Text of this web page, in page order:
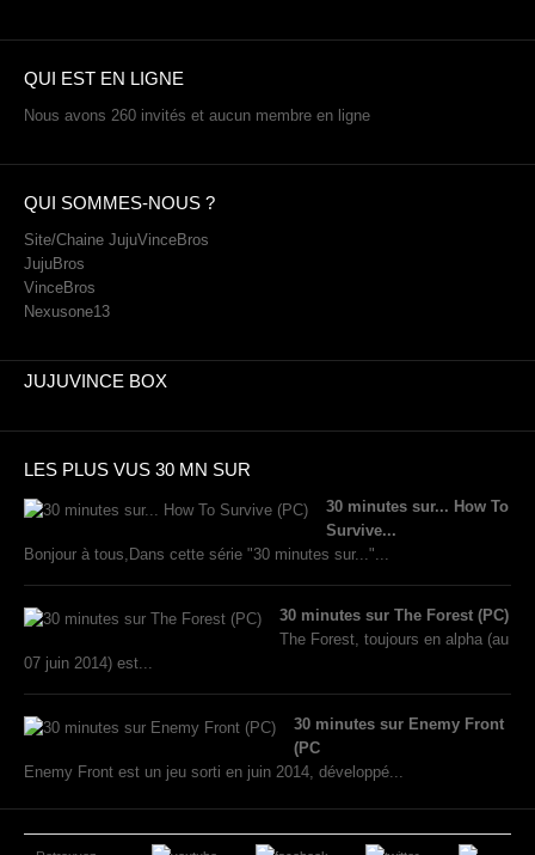
QUI EST EN LIGNE
Nous avons 260 invités et aucun membre en ligne
QUI SOMMES-NOUS ?
Site/Chaine JujuVinceBros
JujuBros
VinceBros
Nexusone13
JUJUVINCE BOX
LES PLUS VUS 30 MN SUR
30 minutes sur... How To
Survive...
Bonjour à tous,Dans cette série "30 minutes sur..."...
30 minutes sur The Forest (PC)
The Forest, toujours en alpha (au
07 juin 2014) est...
30 minutes sur Enemy Front
(PC
Enemy Front est un jeu sorti en juin 2014, développé...